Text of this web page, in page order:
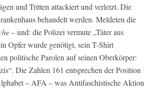
und Tritten attackiert und verletzt. Die
behandelt werden. Meldeten die
– und: die Polizei vermute „Täter aus
Opfer wurde genötigt, sein T-Shirt
politische Parolen auf seinen Oberkörper:
Die Zahlen 161 entsprechen der Position
– AFA – was Antifaschistische Aktion